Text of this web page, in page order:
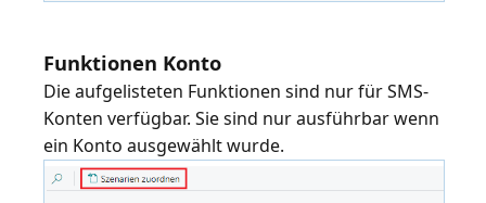
Funktionen Konto
Die aufgelisteten Funktionen sind nur für SMS-
Konten verfügbar. Sie sind nur ausführbar wenn